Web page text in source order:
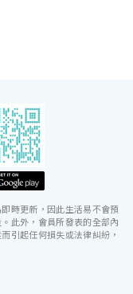
時更新，因此生活易不會預
此外，會員所發表的全部內
引起任何損失或法律糾紛，